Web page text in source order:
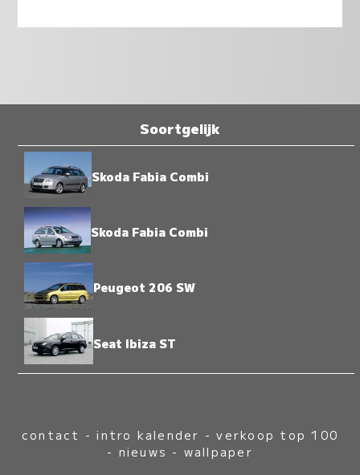
Soortgelijk
Skoda Fabia Combi
Skoda Fabia Combi
Peugeot 206 SW
Seat Ibiza ST
contact -intro kalender -verkoop top 100
- nieuws - wallpaper